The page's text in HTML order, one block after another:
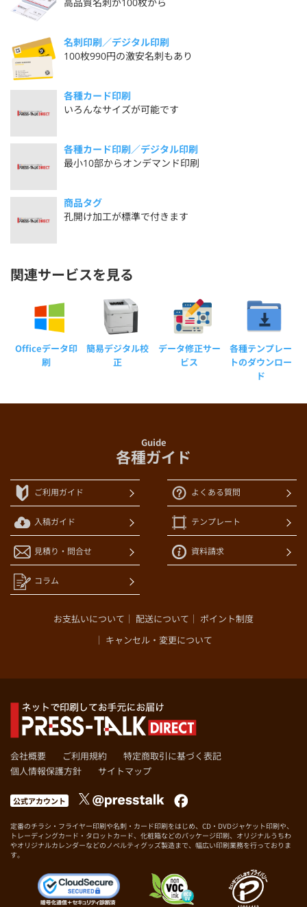
名刺印刷／デジタル印刷
100枚990円の激安名刺もあり
各種カード印刷
いろんなサイズが可能です
各種カード印刷／デジタル印刷
最小10部からオンデマンド印刷
商品タグ
孔開け加工が標準で付きます
関連サービスを見る
Officeデータ印
刷
簡易デジタル校
正
データ修正サー
ビス
各種テンプレー
トのダウンロー
ド
Guide
各種ガイド
ご利用ガイド よくある質問
入稿ガイド テンプレート
見積り・問合せ 資料請求
コラム
お支払いについて 配送について
ポイント制度
キャンセル・変更について
会社概要 ご利用規約
特定商取引に基づく表記
個人情報保護方針
サイトマップ
公式アカウント
定番のチラシ・フライヤー印刷や名刺・カード印刷をはじめ、CD・DVDジャケット印刷や、
トレーディングカード・タロットカード、化粧箱などのパッケージ印刷、オリジナルうちわ
やオリジナルカレンダーなどのノベルティグッズ製造まで、幅広い印刷業務を行っておりま
す。